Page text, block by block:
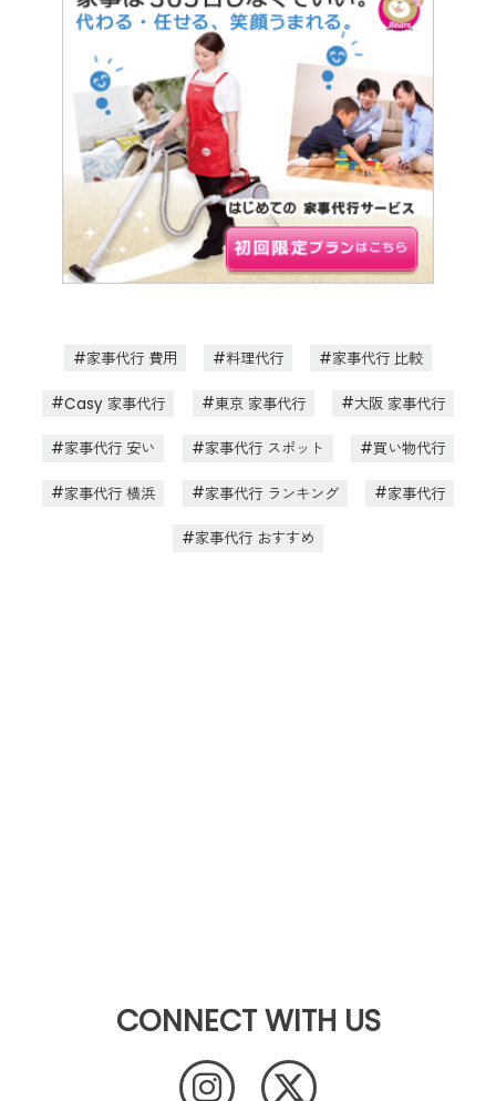
家事代行 費用 料理代行 家事代行 比較
Casy 家事代行 東京 家事代行 大阪 家事代行
家事代行 安い 家事代行 スポット 買い物代行
家事代行 横浜 家事代行 ランキング 家事代行
家事代行 おすすめ
CONNECT WITH US